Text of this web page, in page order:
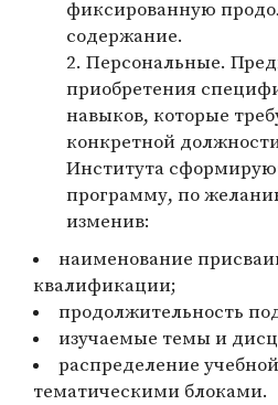
фиксированную
содержание.
Персональные.
приобретения
навыков, которые
конкретной
Института
программу, по
изменив:
наименование
квалификации;
продолжительность
изучаемые темы и
распределение
тематическими блоками.